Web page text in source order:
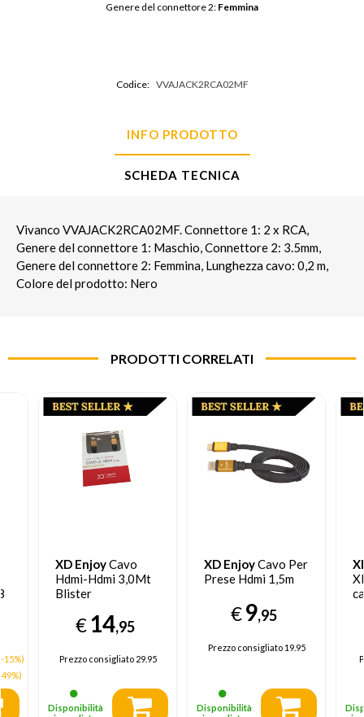
Genere del connettore 2: Femmina
Codice: VVAJACK2RCA02MF
INFO PRODOTTO
SCHEDA TECNICA
Vivanco VVAJACK2RCA02MF. Connettore 1: 2 x RCA,
Genere del connettore 1: Maschio, Connettore 2: 3.5mm,
Genere del connettore 2: Femmina, Lunghezza cavo: 0,2 m,
Colore del prodotto: Nero
PRODOTTI CORRELATI
15%)
XD EnjoyCavo
Hdmi-Hdmi 3,0Mt
Blister
€14,95
Prezzo consigliato29.95
Disponibilità
XD EnjoyCavo Per
Prese Hdmi 1,5m
€9,95
Prezzo consigliato19.95
Disponibilità